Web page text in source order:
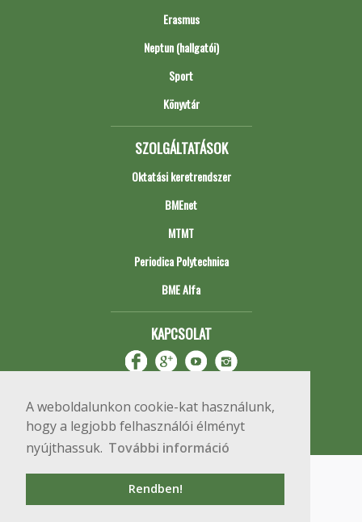
A weboldalunkon cookie-kat használunk,
hogy a legjobb felhasználói élményt
nyújthassuk. További információ
Rendben!
Erasmus
Neptun (hallgatói)
Sport
Könyvtár
SZOLGÁLTATÁSOK
Oktatási keretrendszer
BMEnet
MTMT
Periodica Polytechnica
BME Alfa
KAPCSOLAT
Copyright © 2020 BME Építőmérnöki Kar
1111 Budapest, Műegyetem rkp. 3.